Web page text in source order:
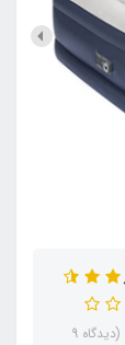
(دیدگاه 9